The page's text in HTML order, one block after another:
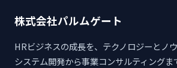
株式会社パルムゲート
HRビジネスの成長を、テクノロジーとノウ
システム開発から事業コンサルティングま